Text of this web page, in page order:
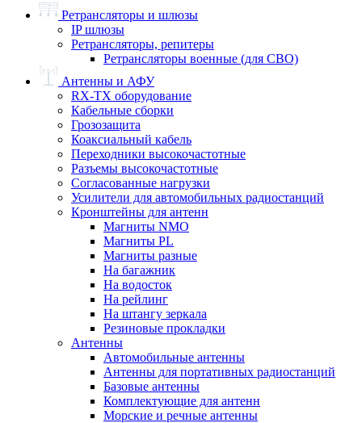
Ретрансляторы и шлюзы
IP шлюзы
Ретрансляторы, репитеры
Ретрансляторы военные (для СВО)
Антенны и АФУ
RX-TX оборудование
Кабельные сборки
Грозозащита
Коаксиальный кабель
Переходники высокочастотные
Разъемы высокочастотные
Согласованные нагрузки
Усилители для автомобильных радиостанций
Кронштейны для антенн
Магниты NMO
Магниты PL
Магниты разные
На багажник
На водосток
На рейлинг
На штангу зеркала
Резиновые прокладки
Антенны
Автомобильные антенны
Антенны для портативных радиостанций
Базовые антенны
Комплектующие для антенн
Морские и речные антенны